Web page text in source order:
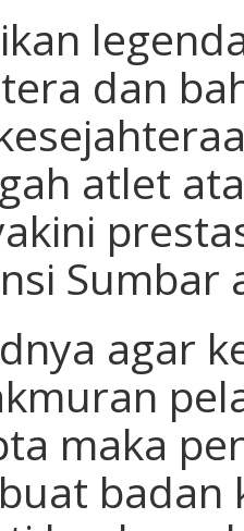
dan
atlet
Sumbar
agar
maka
badan